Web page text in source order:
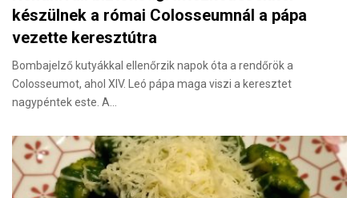
készülnek a római Colosseumnál a pápa
vezette keresztútra
Bombajelző kutyákkal ellenőrzik napok óta a rendőrök a
Colosseumot, ahol XIV. Leó pápa maga viszi a keresztet
nagypéntek este. A…